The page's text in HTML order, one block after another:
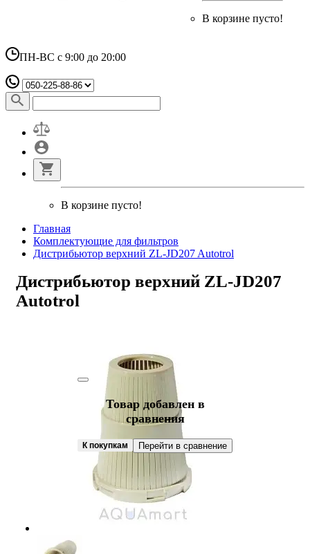
В корзине пусто!
ПН-ВС с 9:00 до 20:00
В корзине пусто!
Главная
Комплектующие для фильтров
Дистрибьютор верхний ZL-JD207 Autotrol
Дистрибьютор верхний ZL-JD207
Autotrol
Товар добавлен в
сравнения
К покупкам Перейти в сравнение